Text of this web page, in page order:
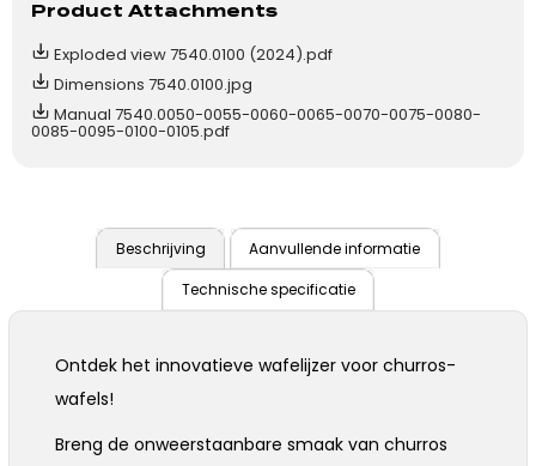
Product Attachments
Exploded view 7540.0100 (2024).pdf
Dimensions 7540.0100.jpg
Manual 7540.0050-0055-0060-0065-0070-0075-0080-
0085-0095-0100-0105.pdf
Beschrijving Aanvullende informatie
Technische specificatie
Ontdek het innovatieve wafelijzer voor churros-
wafels!
Breng de onweerstaanbare smaak van churros